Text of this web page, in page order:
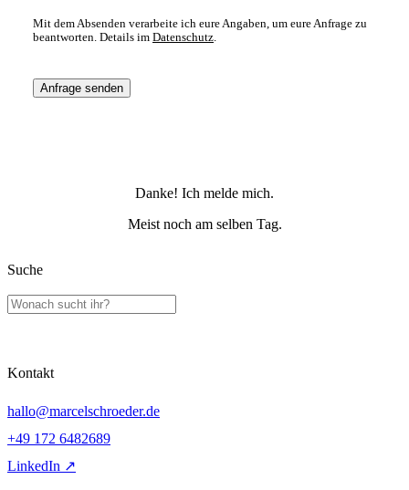
Mit dem Absenden verarbeite ich eure Angaben, um eure Anfrage zu
beantworten. Details im Datenschutz
Anfrage senden
Danke! Ich melde mich.
Meist noch am selben Tag.
Suche
Kontakt
hallo@marcelschroeder.de
+49 172 6482689
LinkedIn ↗